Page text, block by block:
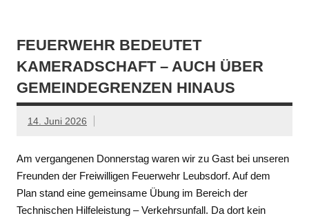
FEUERWEHR BEDEUTET
KAMERADSCHAFT – AUCH ÜBER
GEMEINDEGRENZEN HINAUS
14. Juni 2026
Am vergangenen Donnerstag waren wir zu Gast bei unseren
Freunden der Freiwilligen Feuerwehr Leubsdorf. Auf dem
Plan stand eine gemeinsame Übung im Bereich der
Technischen Hilfeleistung – Verkehrsunfall. Da dort kein